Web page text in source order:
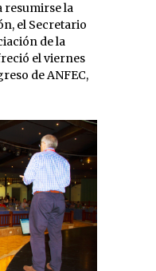
resumirse la
el Secretario
de la
el viernes
de ANFEC,